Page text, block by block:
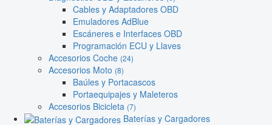
Cables y Adaptadores OBD
Emuladores AdBlue
Escáneres e Interfaces OBD
Programación ECU y Llaves
Accesorios Coche (24)
Accesorios Moto (8)
Baúles y Portacascos
Portaequipajes y Maleteros
Accesorios Bicicleta (7)
Baterías y Cargadores